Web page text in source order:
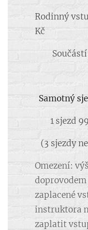
Rodinný
Kč
Součástí
Samotný
1 sjezd
(3 sjezdy
Omezení:
zaplacené
instruktora
zaplatit